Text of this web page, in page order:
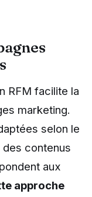
RFM facilite la
marketing.
selon le
contenus
aux
approche